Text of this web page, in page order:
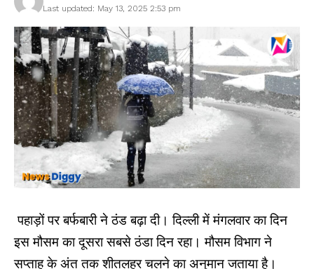
Last updated: May 13, 2025 2:53 pm
पहाड़ों पर बर्फबारी ने ठंड बढ़ा दी। दिल्ली में मंगलवार का दिन
इस मौसम का दूसरा सबसे ठंडा दिन रहा। मौसम विभाग ने
सप्ताह के अंत तक शीतलहर चलने का अनुमान जताया है।